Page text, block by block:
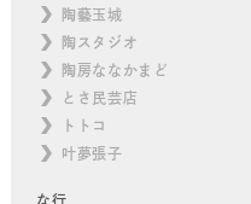
陶藝玉城
陶スタジオ
陶房ななかまど
とさ民芸店
トトコ
叶夢張子
な行